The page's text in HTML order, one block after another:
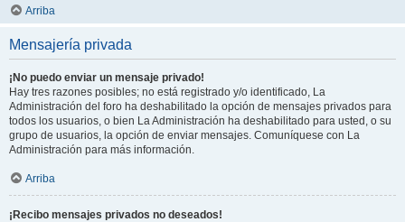
Arriba
Mensajería privada
¡No puedo enviar un mensaje privado!
Hay tres razones posibles; no está registrado y/o identificado, La
Administración del foro ha deshabilitado la opción de mensajes privados para
todos los usuarios, o bien La Administración ha deshabilitado para usted, o su
grupo de usuarios, la opción de enviar mensajes. Comuníquese con La
Administración para más información.
Arriba
¡Recibo mensajes privados no deseados!